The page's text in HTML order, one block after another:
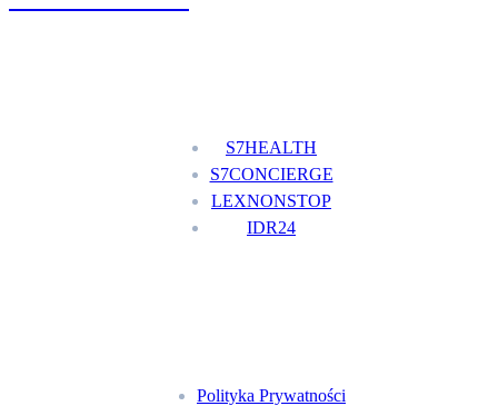
S7HEALTH
S7CONCIERGE
LEXNONSTOP
IDR24
Polityka Prywatności